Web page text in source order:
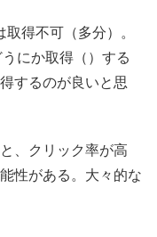
得不可（多分）。
にか取得（）する
するのが良いと思
、クリック率が高
性がある。大々的な